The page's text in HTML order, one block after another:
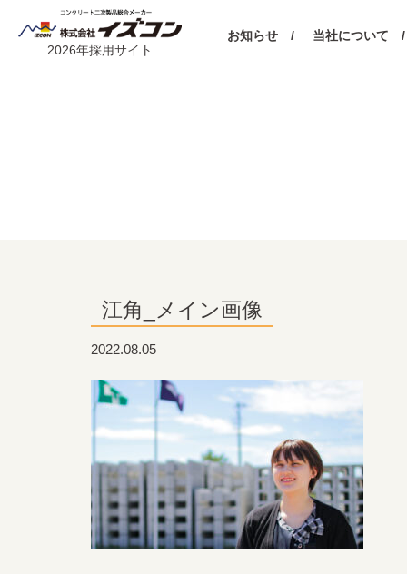
2026年採用サイト
お知らせ / 当社について /
江角_メイン画像
2022.08.05